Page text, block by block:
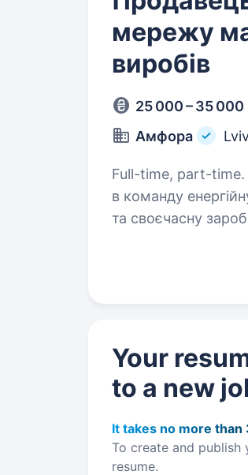
мережу
виробів
25 000 – 35 000
Амфора
Full-time, part-time.
в команду
та своєчасну
Your
to a new
It takes no more than
To create and publish
resume.